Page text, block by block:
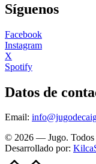
Síguenos
Facebook
Instagram
X
Spotify
Datos de
Email:
© 2026 — Jugo. Todos
Desarrollado por: